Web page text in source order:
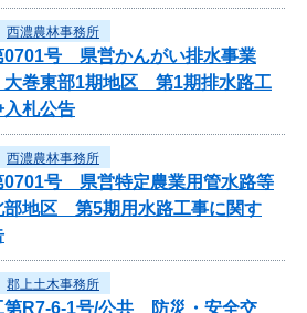
西濃農林事務所
0701号 県営かんがい排水事業
大巻東部1期地区 第1期排水路工
入札公告
西濃農林事務所
0701号 県営特定農業用管水路等
地区 第5期用水路工事に関す
郡上土木事務所
第R7-6-1号/公共 防災・安全交